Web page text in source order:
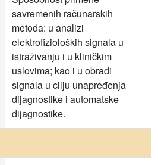
savremenih računarskih
metoda: u analizi
elektrofizioloških signala u
istraživanju i u kliničkim
uslovima; kao i u obradi
signala u cilju unapređenja
dijagnostike i automatske
dijagnostike.